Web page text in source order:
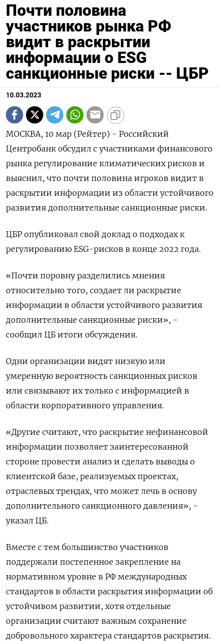
Почти половина
участников рынка РФ
видит в раскрытии
информации о ESG
санкционные риски -- ЦБР
10.03.2023
МОСКВА, 10 мар (Рейтер) - Российский
Центробанк обсудил с участниками финансового
рынка регулирование климатических рисков и
выяснил, что почти половина игроков видит в
раскрытии информации из области устойчивого
развития дополнительные санкционные риски.
ЦБР опубликовал свой доклад о подходах к
регулированию ESG-рисков в конце 2022 года.
«Почти поровну разделились мнения
относительно того, создает ли раскрытие
информации в области устойчивого развития
дополнительные санкционные риски», -
сообщил ЦБ итоги обсуждения.
Одни организации видят низкую или
умеренную вероятность санкционных рисков
или связывают их только с информацией в
области корпоративного управления.
«Другие считают, что раскрытие нефинансовой
информации позволяет заинтересованной
стороне провести анализ и сделать выводы о
клиентской базе, реализуемых проектах,
отраслевых трендах, что может лечь в основу
дополнительного санкционного давления», -
указал ЦБ.
Вместе с тем большинство участников
поддержали постепенное закрепление на
нормативном уровне в РФ международных
стандартов в области раскрытия информации об
устойчивом развитии, хотя отдельные
организации считают важным сохранение
добровольного характера стандартов раскрытия.